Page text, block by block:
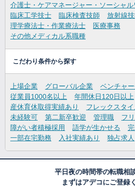
介護士・ケアマネージャー・ソーシャル
臨床工学技士
臨床検査技師
放射線
理学療法士・作業療法士
医療事務
その他メディカル系職種
こだわり条件から探す
上場企業 グローバル企業 ベンチャ
従業員1000名以上
年間休日120日以上
産休育休取得実績あり
フレックスタイ
未経験可
第二新卒歓迎 管理職
フ
障がい者積極採用
語学が生かせる
一部在宅勤務
入社実績あり 独占求人
平日夜の時間帯の転職相
まずはアデコにご登録